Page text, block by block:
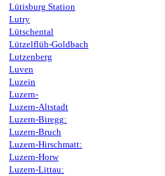
Lütisburg Station
Lutry
Lütschental
Lützelflüh-Goldbach
Lutzenberg
Luven
Luzein
Luzern-
Luzern-Altstadt
Luzern-Biregg:
Luzern-Bruch
Luzern-Hirschmatt:
Luzern-Horw
Luzern-Littau: